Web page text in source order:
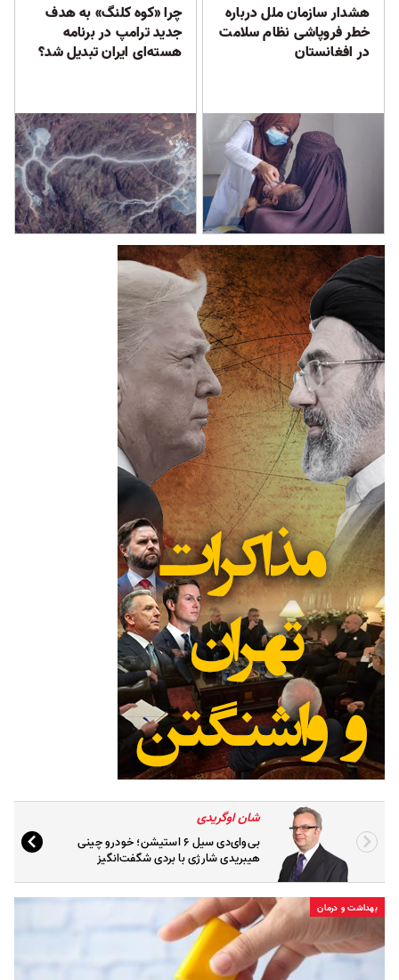
هشدار سازمان ملل درباره
خطر فروپاشی نظام سلامت
در افغانستان
چرا «کوه کلنگ» به هدف
جدید ترامپ در برنامه
هسته‌ای ایران تبدیل شد؟
شان اوگریدی
بی‌وای‌دی سیل ۶ استیشن؛ خودرو چینی
هیبریدی شارژی با بردی شگفت‌انگیز
بهداشت و درمان